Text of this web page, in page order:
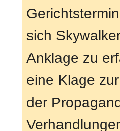
sich
Anklage zu
eine Klage
der